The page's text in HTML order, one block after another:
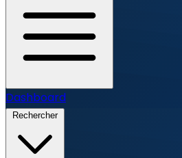
Dashboard
Rechercher